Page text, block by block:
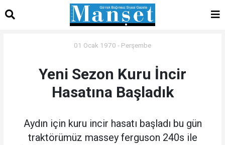
01 Ocak 1970 - Perşembe
Yeni Sezon Kuru İncir
Hasatına Başladık
Aydın için kuru incir hasatı başladı bu gün
traktörümüz massey ferguson 240s ile